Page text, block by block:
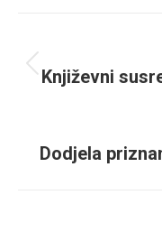
Književni
Dodjela